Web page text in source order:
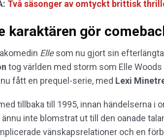
Två säsonger av omtyckt brittisk
karaktären gör
Ellesom nu gjort sin
tog världen med storm som Elle Woods
fått en prequel-serie, med Lexi
tillbaka till 1995, innan händelserna i
inte blomstrat ut till den oanade
vänskapsrelationer och en